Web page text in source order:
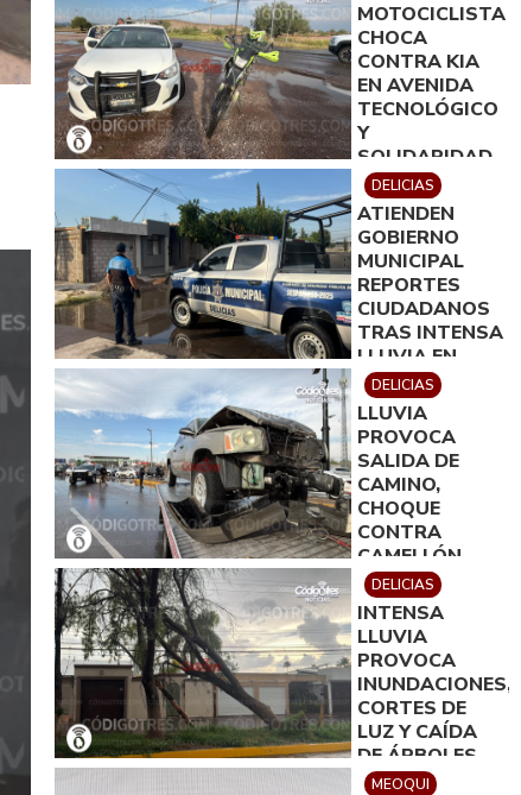
MOTOCICLISTA
CHOCA
CONTRA KIA
EN AVENIDA
TECNOLÓGICO
Y
SOLIDARIDAD
DELICIAS
ATIENDEN
GOBIERNO
MUNICIPAL
REPORTES
CIUDADANOS
TRAS INTENSA
LLUVIA EN
DELICIAS
DELICIAS
LLUVIA
PROVOCA
SALIDA DE
CAMINO,
CHOQUE
CONTRA
CAMELLÓN,
DERRIBO DE
DOS
ARBOTANTES
Y DAÑOS DE
100 MIL PESOS
DELICIAS
INTENSA
LLUVIA
PROVOCA
INUNDACIONES,
CORTES DE
LUZ Y CAÍDA
DE ÁRBOLES
EN DELICIAS
MEOQUI